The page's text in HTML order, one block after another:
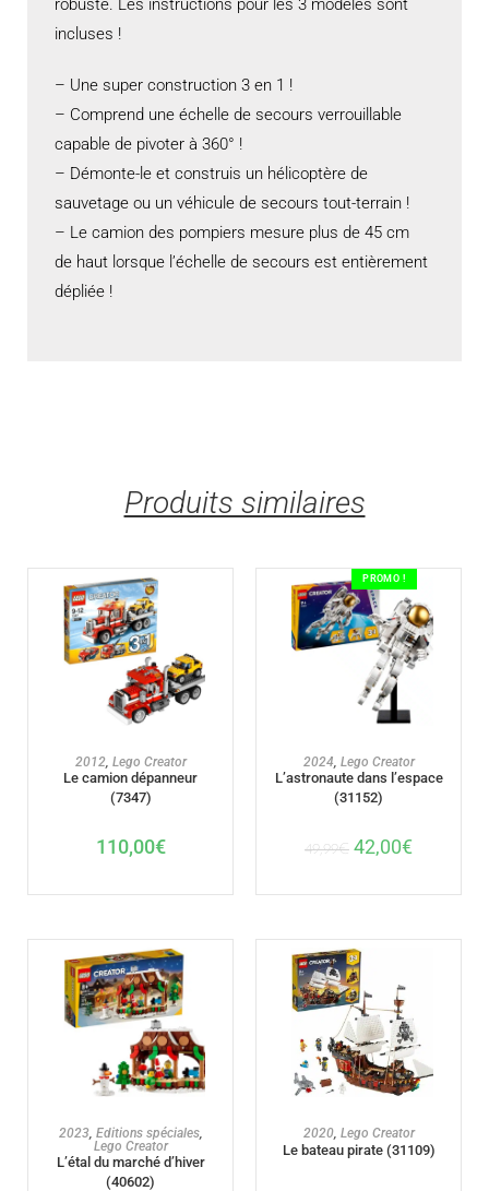
robuste. Les instructions pour les 3 modèles sont
incluses !
– Une super construction 3 en 1 !
– Comprend une échelle de secours verrouillable
capable de pivoter à 360° !
– Démonte-le et construis un hélicoptère de
sauvetage ou un véhicule de secours tout-terrain !
– Le camion des pompiers mesure plus de 45 cm
de haut lorsque l’échelle de secours est entièrement
dépliée !
Produits similaires
AJOUTER AU PANIER
2012, Lego Creator
Le camion dépanneur
(7347)
110,00€
PROMO !
AJOUTER AU PANIER
2024, Lego Creator
L’astronaute dans l’espace
(31152)
49,99€ 42,00€
AJOUTER AU PANIER
2023 Editions spéciales,
Lego Creator
L’étal du marché d’hiver
(40602)
2020, Lego Creator
Le bateau pirate (31109)